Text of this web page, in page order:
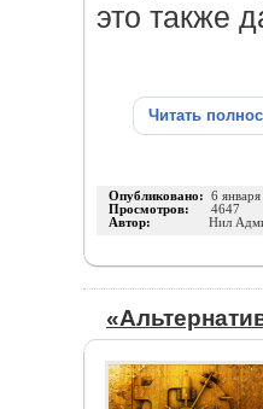
это также
Читать
Опубликовано: 6
Просмотров: 4647
Автор: Нил